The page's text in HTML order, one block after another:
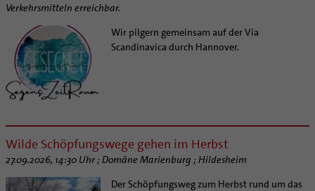
Verkehrsmitteln erreichbar.
Wir pilgern gemeinsam auf der Via
Scandinavica durch Hannover.
Wilde Schöpfungswege gehen im Herbst
27.09.2026, 14:30 Uhr ; Domäne Marienburg ; Hildesheim
Der Schöpfungsweg zum Herbst rund um das